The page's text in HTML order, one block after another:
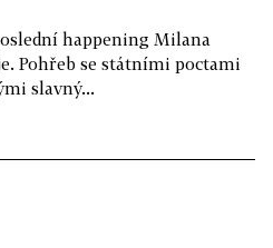
happening Milana
Pohřeb se státními poctami
slavný...